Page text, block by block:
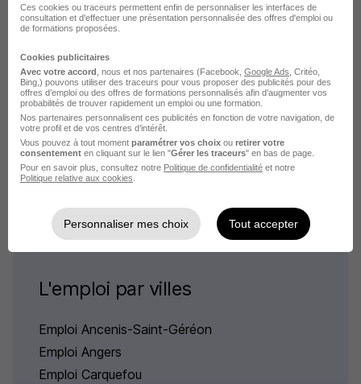
Voir plus
L'emploi par ville autour de
Fontenay-le-Comte
Parcourir toutes les offres de Responsable des
relations entreprises
L'emploi par villes
Emploi Ancenis-Saint-Géréon
Emploi Angers
Emploi Carquefou
Ces cookies ou traceurs permettent enfin de personnaliser les interfaces de
consultation et d'effectuer une présentation personnalisée des offres d'emploi ou
de formations proposées.
Cookies publicitaires
Avec votre accord , nous et nos partenaires (Facebook, Google Ads , Critéo,
Bing,) pouvons utiliser des traceurs pour vous proposer des publicités pour des
offres d’emploi ou des offres de formations personnalisés afin d’augmenter vos
probabilités de trouver rapidement un emploi ou une formation.
Nos partenaires personnalisent ces publicités en fonction de votre navigation, de
votre profil et de vos centres d’intérêt.
Vous pouvez à tout moment paramétrer vos choix ou retirer votre
consentement en cliquant sur le lien "Gérer les traceurs" en bas de page.
Pour en savoir plus, consultez notre Politique de confidentialité et notre
Politique relative aux cookies
Personnaliser mes choix Tout accepter